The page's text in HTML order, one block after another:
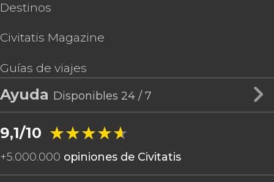
Destinos
Civitatis Magazine
Guías de viajes
Ayuda Disponibles 24 / 7
9,1/10 ★★★★★
★★★★★
+5.000.000 opiniones de Civitatis